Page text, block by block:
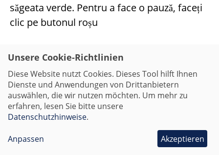
săgeata verde. Pentru a face o pauză, faceți
clic pe butonul roșu
(a se vedea imaginile)
aducir y escuchar (Spanisch)
Unsere Cookie-Richtlinien
Diese Website nutzt Cookies. Dieses Tool hilft Ihnen
Dienste und Anwendungen von Drittanbietern
auswählen, die wir nutzen möchten. Um mehr zu
erfahren, lesen Sie bitte unsere
Datenschutzhinweise.
Anpassen Akzeptieren